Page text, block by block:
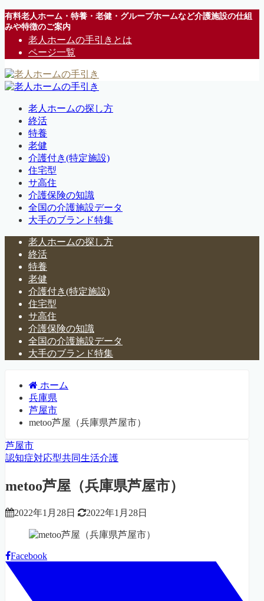
有料老人ホーム・特養・老健・グループホームなど介護施設の仕組
みや特徴のご案内
老人ホームの手引きとは
ページ一覧
老人ホームの探し方
終活
特養
老健
介護付き(特定施設)
住宅型
サ高住
介護保険の知識
全国の介護施設データ
大手のブランド特集
老人ホームの探し方
終活
特養
老健
介護付き(特定施設)
住宅型
サ高住
介護保険の知識
全国の介護施設データ
大手のブランド特集
ホーム
兵庫県
芦屋市
metoo芦屋（兵庫県芦屋市）
芦屋市
認知症対応型共同生活介護
metoo芦屋（兵庫県芦屋市）
2022年1月28日 2022年1月28日
Facebook